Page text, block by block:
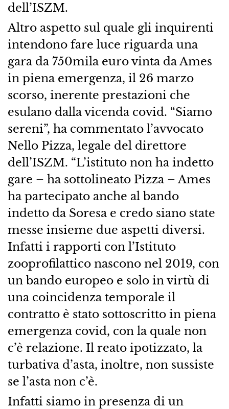
dell’ISZM.
Altro aspetto sul quale gli inquirenti
intendono fare luce riguarda una
gara da 750mila euro vinta da Ames
in piena emergenza, il 26 marzo
scorso, inerente prestazioni che
esulano dalla vicenda covid. “Siamo
sereni”, ha commentato l’avvocato
Nello Pizza, legale del direttore
dell’ISZM. “L’istituto non ha indetto
gare – ha sottolineato Pizza – Ames
ha partecipato anche al bando
indetto da Soresa e credo siano state
messe insieme due aspetti diversi.
Infatti i rapporti con l’Istituto
zooprofilattico nascono nel 2019, con
un bando europeo e solo in virtù di
una coincidenza temporale il
contratto è stato sottoscritto in piena
emergenza covid, con la quale non
c’è relazione. Il reato ipotizzato, la
turbativa d’asta, inoltre, non sussiste
se l’asta non c’è.
Infatti siamo in presenza di un